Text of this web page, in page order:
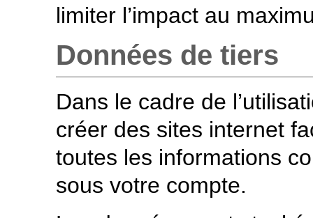
limiter l’impact au
Données de tiers
Dans le cadre de
créer des sites internet
toutes les informations
sous votre compte.